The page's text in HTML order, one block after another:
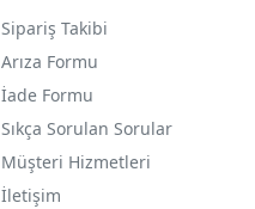
Sipariş Takibi
Arıza Formu
İade Formu
Sıkça Sorulan Sorular
Müşteri Hizmetleri
İletişim